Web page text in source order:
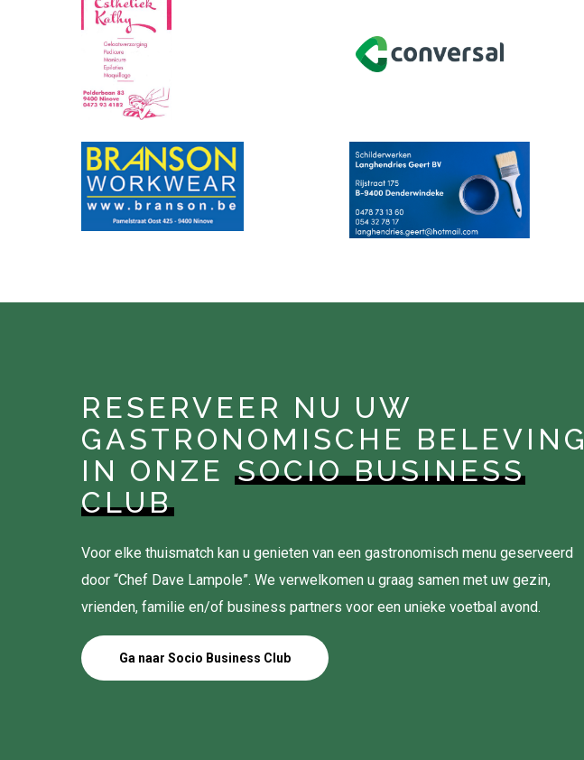
RESERVEER NU UW
GASTRONOMISCHE BELEVING
IN ONZESOCIO BUSINESS
CLUB
Voor elke thuismatch kan u genieten van een gastronomisch menu geserveerd
door “Chef Dave Lampole”. We verwelkomen u graag samen met uw gezin,
vrienden, familie en/of business partners voor een unieke voetbal avond.
Ga naar Socio Business Club